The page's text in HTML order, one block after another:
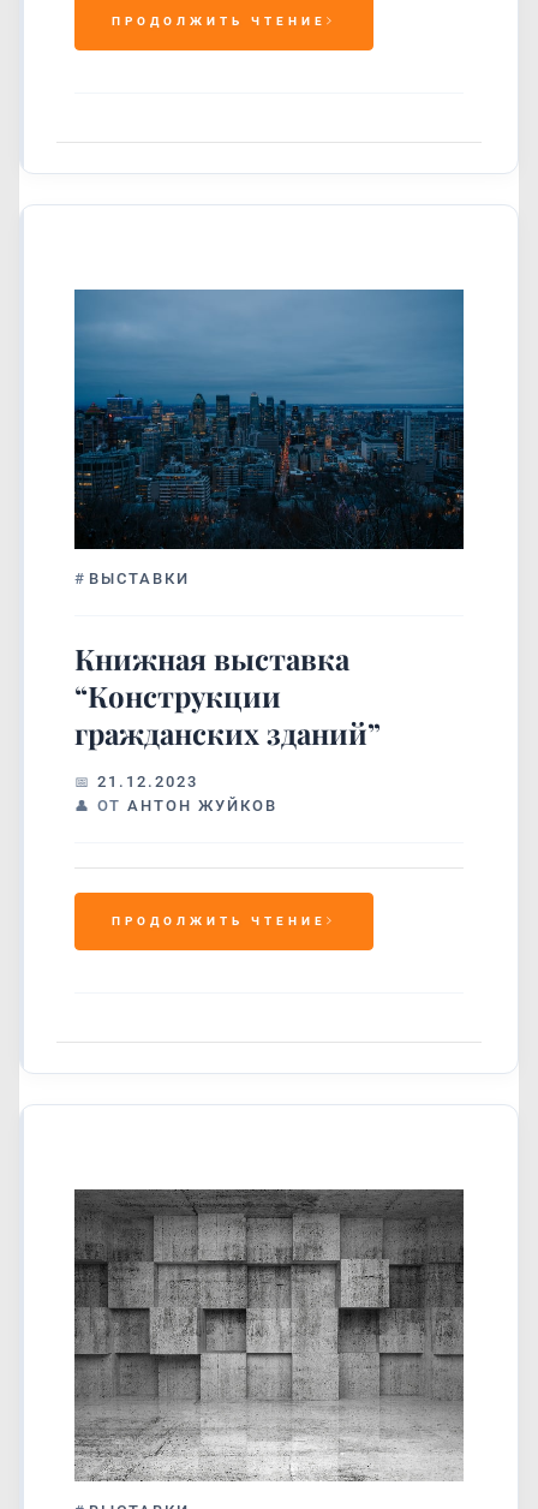
ПРОДОЛЖИТЬ ЧТЕНИЕ
# ВЫСТАВКИ
Книжная выставка
“Конструкции
гражданских зданий”
21.12.2023
ОТ АНТОН ЖУЙКОВ
ПРОДОЛЖИТЬ ЧТЕНИЕ